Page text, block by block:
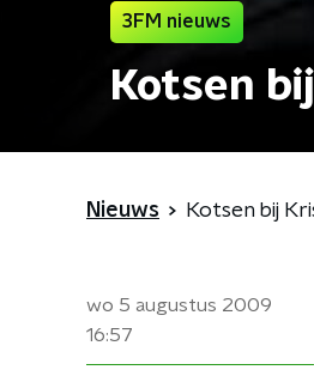
3FM nieuws
Kotsen
Nieuws Kotsen bij
wo 5 augustus 2009
16:57